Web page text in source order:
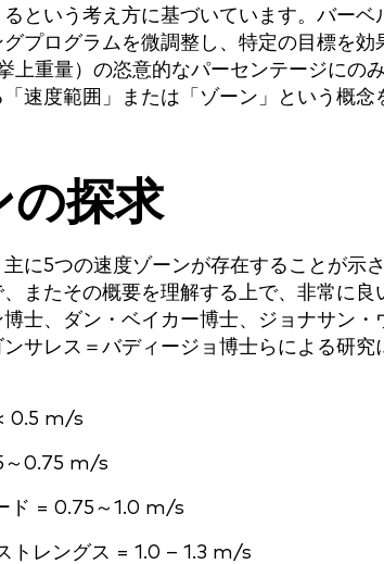
という考え方に基づいています。バー
プログラムを微調整し、特定の目標を効
上重量）の恣意的なパーセンテージにの
速度範囲」または「ゾーン」という概念
の探求
に5つの速度ゾーンが存在することが示
、またその概要を理解する上で、非常に
士、ダン・ベイカー博士、ジョナサン
サレス＝バディージョ博士らによる研
0.5 m/s
～0.75 m/s
ド = 0.75～1.0 m/s
トレングス = 1.0 – 1.3 m/s